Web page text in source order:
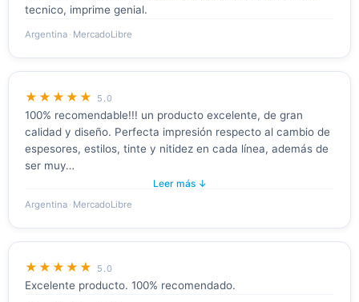
tecnico, imprime genial.
Argentina · MercadoLibre
★★★★★ 5.0
100% recomendable!!! un producto excelente, de gran
calidad y diseño. Perfecta impresión respecto al cambio de
espesores, estilos, tinte y nitidez en cada línea, además de
ser muy…
Leer más ↓
Argentina · MercadoLibre
★★★★★ 5.0
Excelente producto. 100% recomendado.